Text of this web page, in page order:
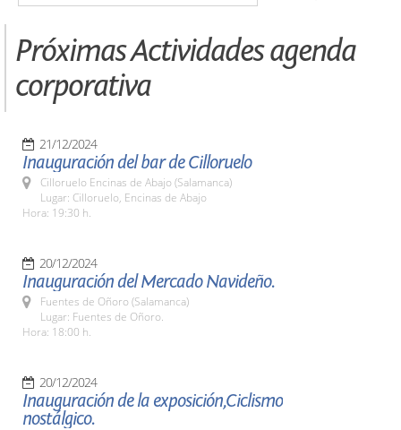
Próximas Actividades agenda
corporativa
21/12/2024
Inauguración del bar de Cilloruelo
Cilloruelo Encinas de Abajo (Salamanca)
Lugar: Cilloruelo, Encinas de Abajo
Hora: 19:30 h.
20/12/2024
Inauguración del Mercado Navideño.
Fuentes de Oñoro (Salamanca)
Lugar: Fuentes de Oñoro.
Hora: 18:00 h.
20/12/2024
Inauguración de la exposición,Ciclismo
nostálgico.